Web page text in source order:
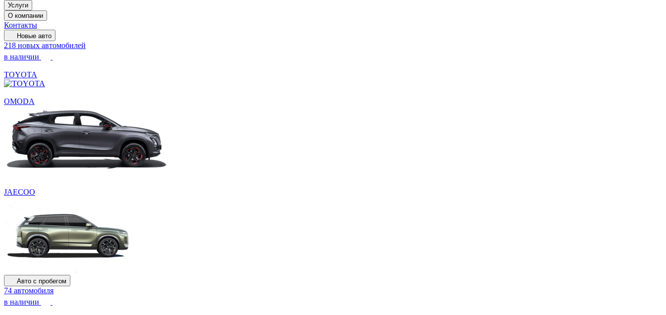
Услуги
О компании
Контакты
Новые авто
218 новых автомобилей
в наличии
TOYOTA
OMODA
JAECOO
Авто с пробегом
74 автомобиля
в наличии